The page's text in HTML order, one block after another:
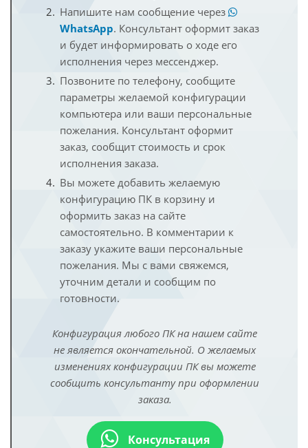
Напишите нам сообщение через
WhatsApp. Консультант оформит заказ
и будет информировать о ходе его
исполнения через мессенджер.
Позвоните по телефону, сообщите
параметры желаемой конфигурации
компьютера или ваши персональные
пожелания. Консультант оформит
заказ, сообщит стоимость и срок
исполнения заказа.
Вы можете добавить желаемую
конфигурацию ПК в корзину и
оформить заказ на сайте
самостоятельно. В комментарии к
заказу укажите ваши персональные
пожелания. Мы с вами свяжемся,
уточним детали и сообщим по
готовности.
Конфигурация любого ПК на нашем сайте
не является окончательной. О желаемых
изменениях конфигурации ПК вы можете
сообщить консультанту при оформлении
заказа.
Консультация